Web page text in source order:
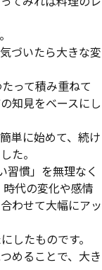
づいたら大きな変
って積み重ねて
知見をベースにし
単に始めて、続け
た。
習慣」を無理なく
代の変化や感情
わせて大幅にアッ
したものです。
めることで、大き